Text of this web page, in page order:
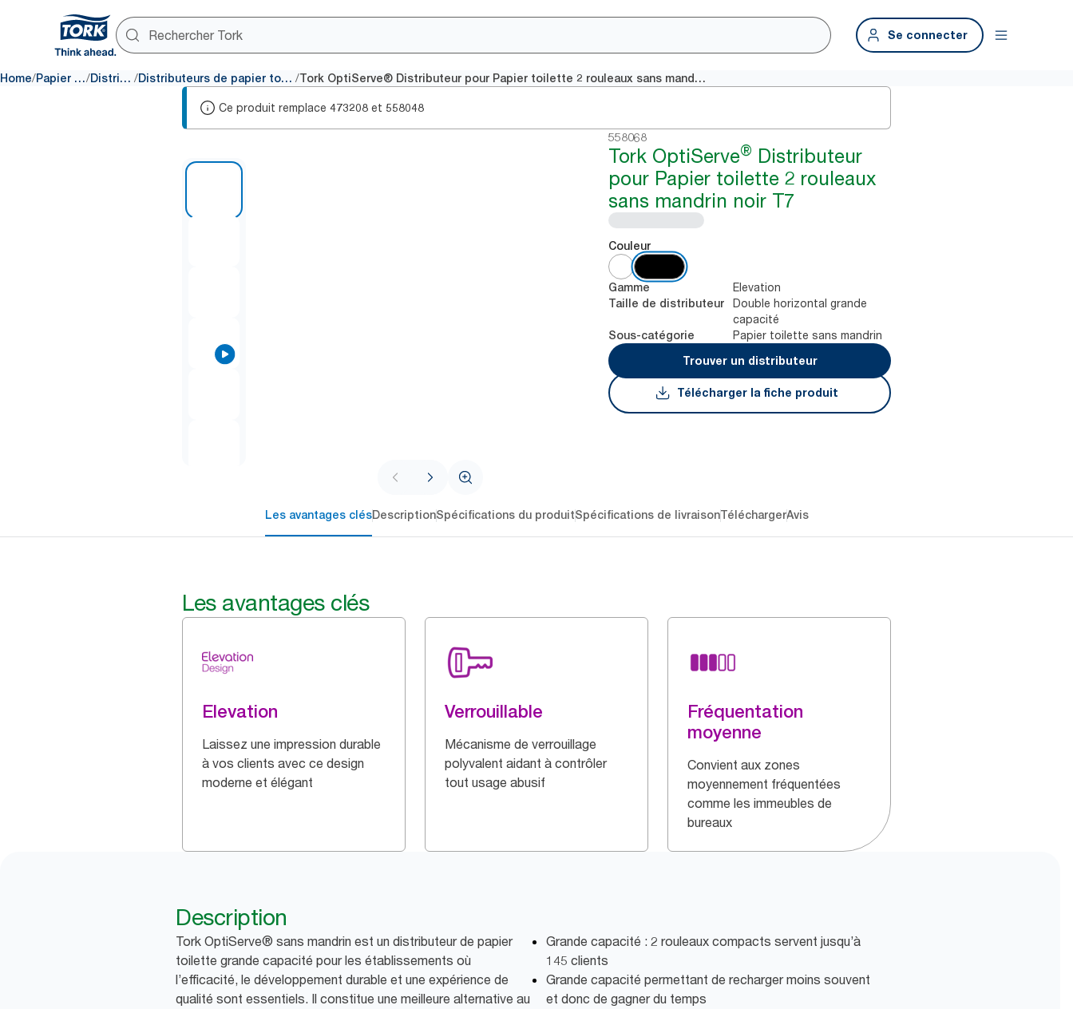
Se connecter
Home/ Papier toilette/ Distributeurs / Distributeurs de papier toilette sans mandrin / Tork OptiServe® Distributeur pour Papier toilette 2 rouleaux sans mandrin noir T7
Ce produit remplace 473208 et 558048
558068
Tork OptiServe® Distributeur
pour Papier toilette 2 rouleaux
sans mandrin noir T7
Couleur
Gamme Elevation
Taille de distributeur
Double horizontal grande
capacité
Sous-catégorie
Papier toilette sans mandrin
Trouver un distributeur
Télécharger la fiche produit
Les avantages clésDescriptionSpécifications du produitSpécifications de livraisonTéléchargerAvis
Les avantages clés
Elevation
Laissez une impression durable
à vos clients avec ce design
moderne et élégant
Verrouillable
Mécanisme de verrouillage
polyvalent aidant à contrôler
tout usage abusif
Fréquentation
moyenne
Convient aux zones
moyennement fréquentées
comme les immeubles de
bureaux
Description
Tork OptiServe® sans mandrin est un distributeur de papier
toilette grande capacité pour les établissements où
l’efficacité, le développement durable et une expérience de
qualité sont essentiels. Il constitue une meilleure alternative au
Grande capacité : 2 rouleaux compacts servent jusqu’à
145 clients
Grande capacité permettant de recharger moins souvent
et donc de gagner du temps